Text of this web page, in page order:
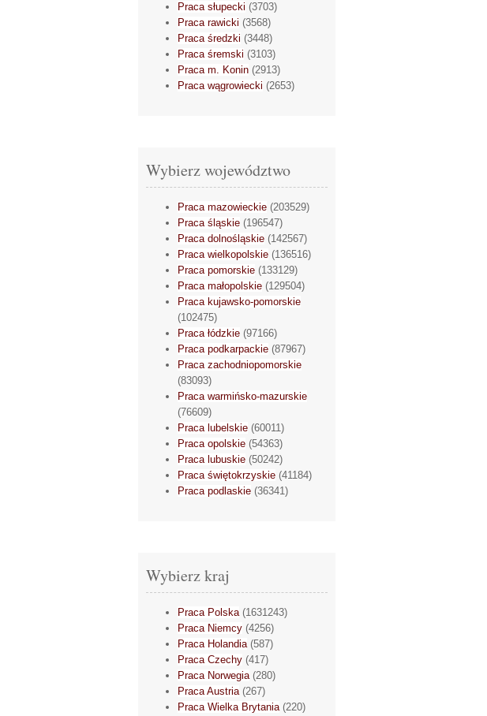
Praca słupecki (3703)
Praca rawicki (3568)
Praca średzki (3448)
Praca śremski (3103)
Praca m. Konin (2913)
Praca wągrowiecki (2653)
Wybierz województwo
Praca mazowieckie (203529)
Praca śląskie (196547)
Praca dolnośląskie (142567)
Praca wielkopolskie (136516)
Praca pomorskie (133129)
Praca małopolskie (129504)
Praca kujawsko-pomorskie
(102475)
Praca łódzkie (97166)
Praca podkarpackie (87967)
Praca zachodniopomorskie
(83093)
Praca warmińsko-mazurskie
(76609)
Praca lubelskie (60011)
Praca opolskie (54363)
Praca lubuskie (50242)
Praca świętokrzyskie (41184)
Praca podlaskie (36341)
Wybierz kraj
Praca Polska(1631243)
Praca Niemcy (4256)
Praca Holandia(587)
Praca Czechy (417)
Praca Norwegia(280)
Praca Austria(267)
Praca Wielka Brytania(220)